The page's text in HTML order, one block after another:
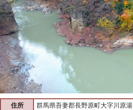
住所
群馬県吾妻郡長野原町大字川原湯